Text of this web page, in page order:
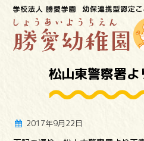
松山東警察署
2017年9月22日